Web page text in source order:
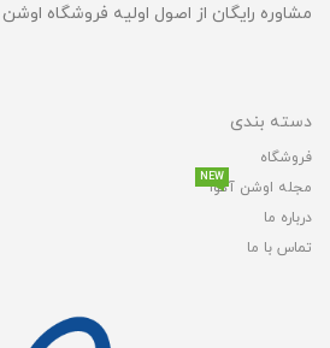
مشاوره رایگان از اصول اولیه فروشگاه
دسته بندی
فروشگاه
مجله اوشن آکوا
NEW
درباره ما
تماس با ما